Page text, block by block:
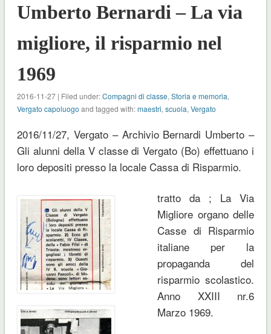
Umberto Bernardi – La via
migliore, il risparmio nel
1969
2016-11-27 | Filed under:Compagni di classe, Storia e memoria,
Vergato capoluogo and tagged with:maestri, scuola, Vergato
2016/11/27, Vergato – Archivio Bernardi Umberto –
Gli alunni della V classe di Vergato (Bo) effettuano i
loro depositi presso la locale Cassa di Risparmio.
tratto da ; La Via
Migliore organo delle
Casse di Risparmio
italiane per la
propaganda del
risparmio scolastico.
Anno XXIII nr.6
Marzo 1969.